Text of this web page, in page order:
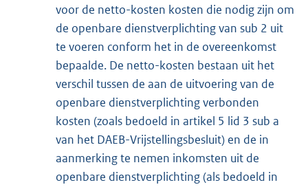
voor de netto-kosten kosten die nodig zijn om
de openbare dienstverplichting van sub 2 uit
te voeren conform het in de overeenkomst
bepaalde. De netto-kosten bestaan uit het
verschil tussen de aan de uitvoering van de
openbare dienstverplichting verbonden
kosten (zoals bedoeld in artikel 5 lid 3 sub a
van het DAEB-Vrijstellingsbesluit) en de in
aanmerking te nemen inkomsten uit de
openbare dienstverplichting (als bedoeld in